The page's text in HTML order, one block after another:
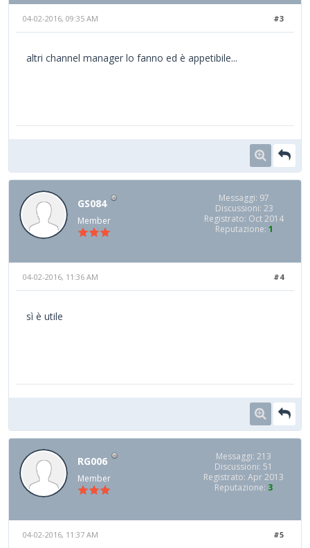
#3
04-02-2016, 09:35 AM
altri channel manager lo fanno ed è appetibile...
GS084
Member
Messaggi: 97
Discussioni: 23
Registrato: Oct 2014
Reputazione: 1
#4
04-02-2016, 11:36 AM
sì è utile
RG006
Member
Messaggi: 213
Discussioni: 51
Registrato: Apr 2013
Reputazione: 3
#5
04-02-2016, 11:37 AM